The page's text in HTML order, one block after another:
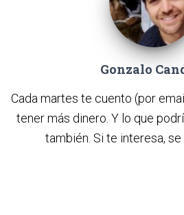
Gonzalo
Cada martes te cuento (por
tener más dinero. Y lo que
también. Si te interesa,